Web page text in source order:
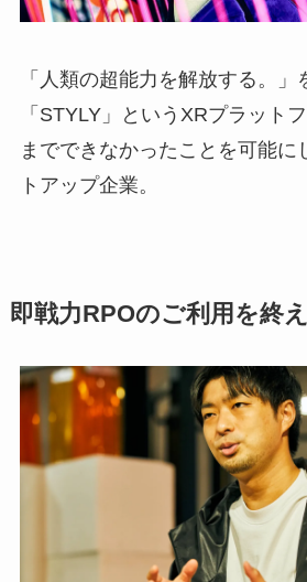
「人類の超能力を解放する。」
「STYLY」というXRプラット
までできなかったことを可能に
トアップ企業。
即戦力RPOのご利用を終